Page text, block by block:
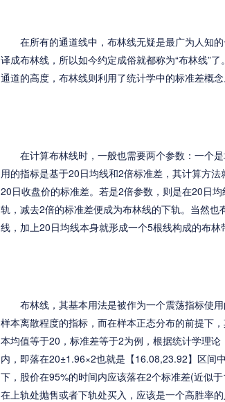
在所有的通道线中，布林线无疑是最广为人知的
译成布林线，所以如今约定成俗就都称为“布林线”
通道的高度，布林线则利用了统计学中的标准差概念
在计算布林线时，一般也需要两个参数：一个是
用的指标是基于20日均线和2倍标准差，其计算方
20日收盘价的标准差。若是2倍参数，则是在20日
轨，减去2倍的标准差便成为布林线的下轨。当然
线，加上20日均线本身就形成一个5根线构成的布林
布林线，其基本用法是被作为一个震荡指标使用
样本离散程度的指标，而在样本正态分布的前提下
本均值等于20，标准差等于2为例，根据统计学理
内，即落在20±1.96×2也就是【16.08,23.92】区间
下，股价在95%的时间内应该落在2个标准差(近似
在上轨处抛售或者下轨处买入，应该是一个高胜率的